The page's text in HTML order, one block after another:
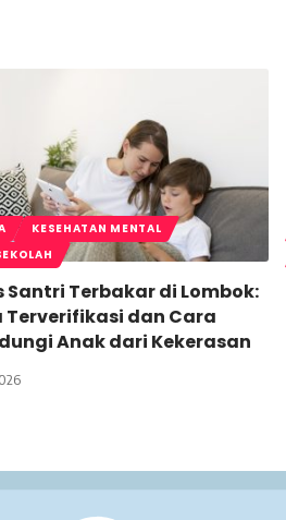
KESEHATAN MENTAL
Santri Terbakar di Lombok:
Terverifikasi dan Cara
Anak dari Kekerasan